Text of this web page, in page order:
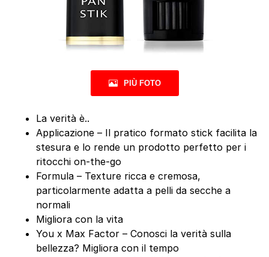
PIÙ FOTO
La verità è..
Applicazione – Il pratico formato stick facilita la
stesura e lo rende un prodotto perfetto per i
ritocchi on-the-go
Formula – Texture ricca e cremosa,
particolarmente adatta a pelli da secche a
normali
Migliora con la vita
You x Max Factor – Conosci la verità sulla
bellezza? Migliora con il tempo